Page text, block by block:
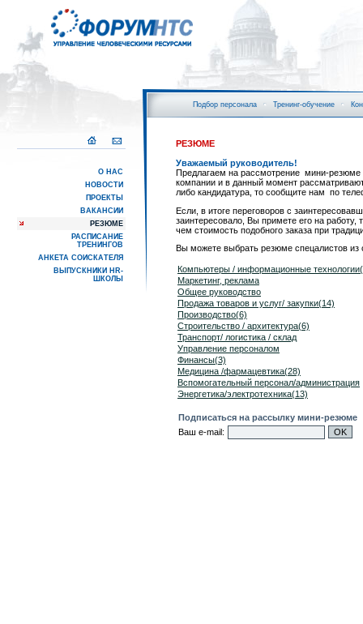
О НАС
НОВОСТИ
ПРОЕКТЫ
ВАКАНСИИ
РЕЗЮМЕ
РАСПИСАНИЕ
ТРЕНИНГОВ
АНКЕТА СОИСКАТЕЛЯ
ВЫПУСКНИКИ HR-
ШКОЛЫ
Подбор персонала Тренинг-обучение
РЕЗЮМЕ
Уважаемый руководитель!
Предлагаем на рассмотрение мини-резюме
компании и в данный момент
либо кандидатура, то сообщите нам по
Если, в итоге переговоров с
заинтересовало, Вы примете его на работу,
чем стоимость подобного заказа при
Вы можете выбрать резюме спецалистов
Компьютеры / информационные
Маркетинг, реклама
Общее руководство
Продажа товаров и услуг/ закупки(14)
Производство(6)
Строительство / архитектура(6)
Транспорт/ логистика / склад
Управление персоналом
Финансы(3)
Медицина /фармацевтика(28)
Вспомогательный персонал/администрация
Энергетика/электротехника(13)
Подписаться на рассылку мини-резюме
Ваш e-mail: